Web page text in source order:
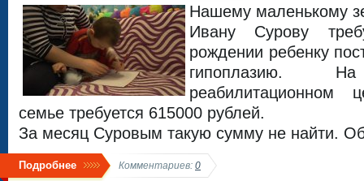
Нашему маленькому
Ивану Сурову
рождении ребенку
гипоплазию.
реабилитационном
семье требуется 615000 рублей.
За месяц Суровым такую сумму не найти.
Подробнее Комментариев: 0